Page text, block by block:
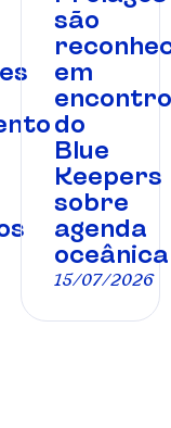
são
em
encontro
do
Blue
Keepers
sobre
agenda
oceânica
15/07/2026